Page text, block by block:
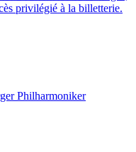
privilégié à la billetterie.
Philharmoniker